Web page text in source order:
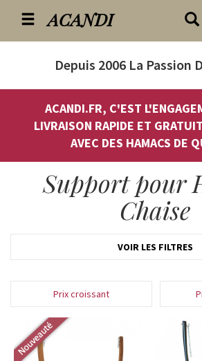
ACANDI
Depuis 2006 La Passion
ACANDI.FR, C'EST
LIVRAISON RAPIDE ET
AVEC DES HAMACS DE
Support pour
Chaise
VOIR LES FILTRES
Prix croissant